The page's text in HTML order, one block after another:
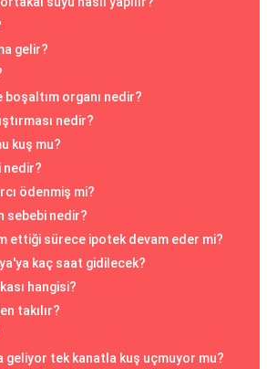
gelir?
boşaltım organı nedir?
nedir?
kuş mu?
nedir?
ödenmiş mi?
sebebi nedir?
ettiği sürece ipotek devam eder mi?
kaç saat gidilecek?
hangisi?
takılır?
geliyor tek kanatla kuş uçmuyor mu?